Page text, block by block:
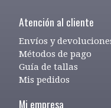
Atención al cliente
Envíos y
Métodos de pago
Guía de tallas
Mis pedidos
Mi empresa